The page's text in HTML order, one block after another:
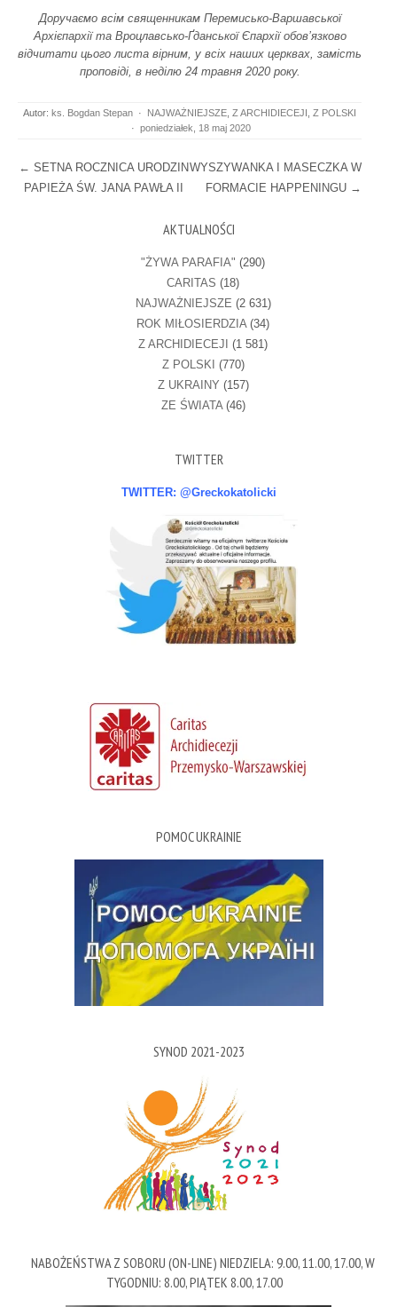
Доручаємо всім священникам Перемисько-Варшавської
Архієпархії та Вроцлавсько-Ґданської Єпархії обов’язково
відчитати цього листа вірним, у всіх наших церквах, замість
проповіді, в неділю 24 травня 2020 року.
Autor: ks. Bogdan Stepan · NAJWAŻNIEJSZE Z ARCHIDIECEJI Z POLSKI
· poniedziałek, 18 maj 2020
Post navigation
← SETNA ROCZNICA URODZIN
PAPIEŻA ŚW. JANA PAWŁA II
WYSZYWANKA I MASECZKA W
FORMACIE HAPPENINGU →
AKTUALNOŚCI
"ŻYWA PARAFIA" (290)
CARITAS (18)
NAJWAŻNIEJSZE (2 631)
ROK MIŁOSIERDZIA (34)
Z ARCHIDIECEJI (1 581)
Z POLSKI (770)
Z UKRAINY (157)
ZE ŚWIATA(46)
TWITTER
TWITTER: @Greckokatolicki
POMOC UKRAINIE
SYNOD 2021-2023
NABOŻEŃSTWA Z SOBORU (ON-LINE) NIEDZIELA: 9.00, 11.00, 17.00, W
TYGODNIU: 8.00, PIĄTEK 8.00, 17.00